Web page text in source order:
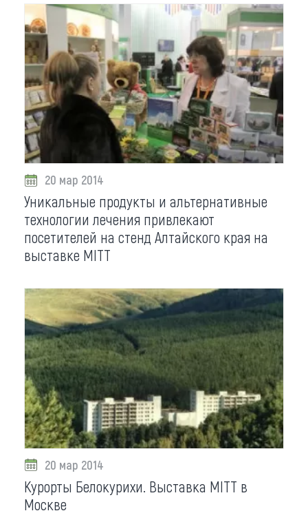
20 мар 2014
Уникальные продукты и альтернативные
технологии лечения привлекают
посетителей на стенд Алтайского края на
выставке MITT
20 мар 2014
Курорты Белокурихи. Выставка MITT в
Москве